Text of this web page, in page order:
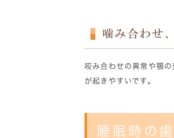
噛み合わせ
咬み合わせの異常や顎
が起きやすいです。
睡眠時の